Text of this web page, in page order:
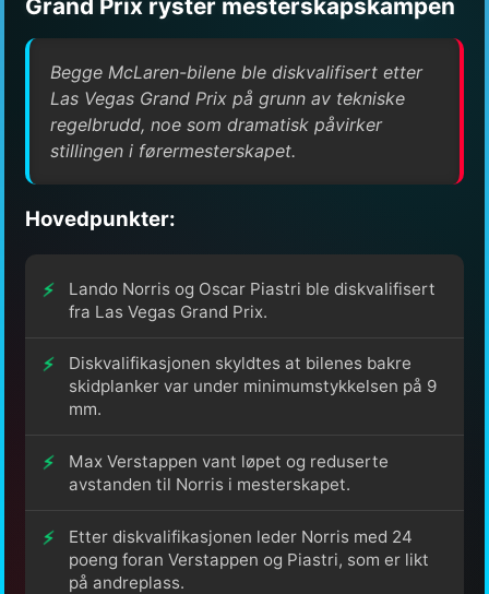
Grand Prix ryster mesterskapskampen
Begge McLaren-bilene ble diskvalifisert etter
Las Vegas Grand Prix på grunn av tekniske
regelbrudd, noe som dramatisk påvirker
stillingen i førermesterskapet.
Hovedpunkter:
Lando Norris og Oscar Piastri ble diskvalifisert
fra Las Vegas Grand Prix.
Diskvalifikasjonen skyldtes at bilenes bakre
skidplanker var under minimumstykkelsen på 9
mm.
Max Verstappen vant løpet og reduserte
avstanden til Norris i mesterskapet.
Etter diskvalifikasjonen leder Norris med 24
poeng foran Verstappen og Piastri, som er likt
på andreplass.